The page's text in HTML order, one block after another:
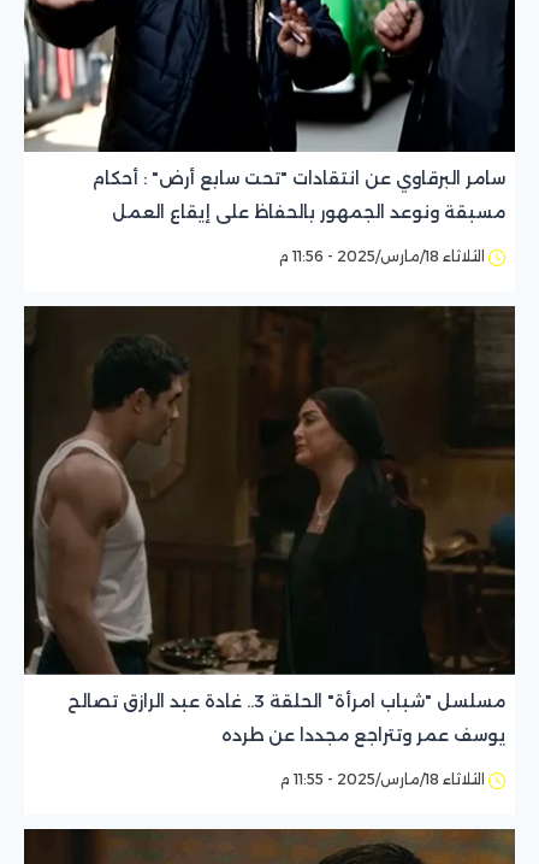
سامر البرقاوي عن انتقادات "تحت سابع أرض" : أحكام
مسبقة ونوعد الجمهور بالحفاظ على إيقاع العمل
الثلاثاء 18/مارس/2025 - 11:56 م
مسلسل "شباب امرأة" الحلقة 3.. غادة عبد الرازق تصالح
يوسف عمر وتتراجع مجددا عن طرده
الثلاثاء 18/مارس/2025 - 11:55 م